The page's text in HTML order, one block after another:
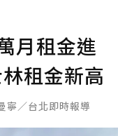
月租金進
租金新高
寧／台北即時報導